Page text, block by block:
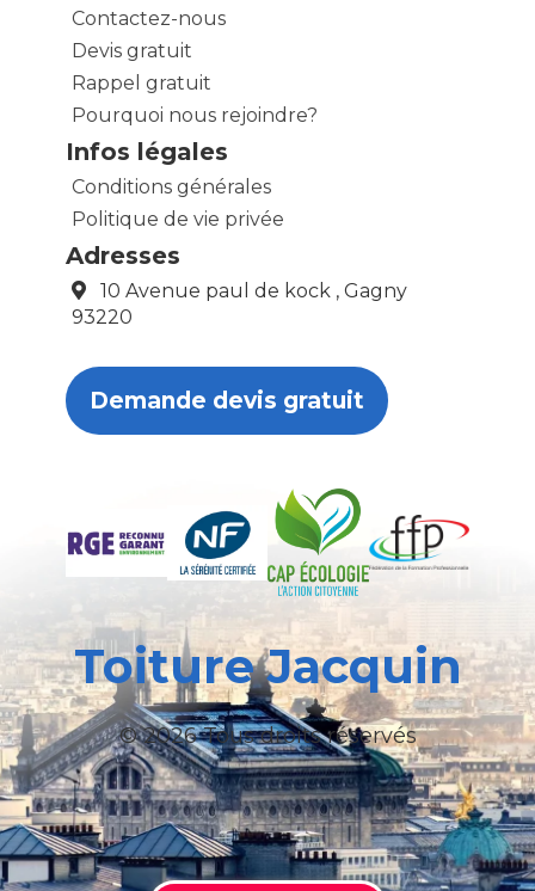
Contactez-nous
Devis gratuit
Rappel gratuit
Pourquoi nous rejoindre?
Infos légales
Conditions générales
Politique de vie privée
Adresses
10 Avenue paul de kock , Gagny
93220
Demande devis gratuit
Toiture Jacquin
© 2026 Tous droits réservés